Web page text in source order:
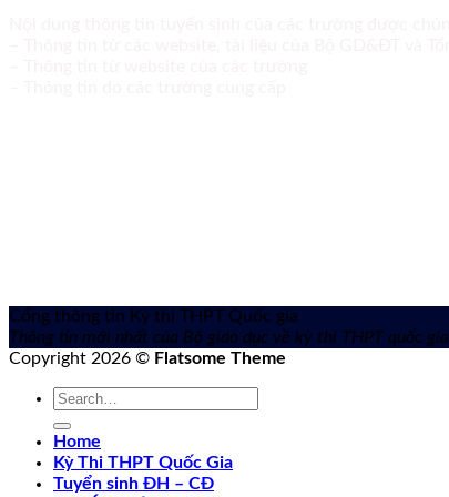
Cổng thông tin Kỳ thi THPT Quốc gia
Thông tin mới nhất của Bộ giáo dục về kỳ thi THPT quốc gia
Copyright 2026 © Flatsome Theme
Home
Kỳ Thi THPT Quốc Gia
Tuyển sinh ĐH – CĐ